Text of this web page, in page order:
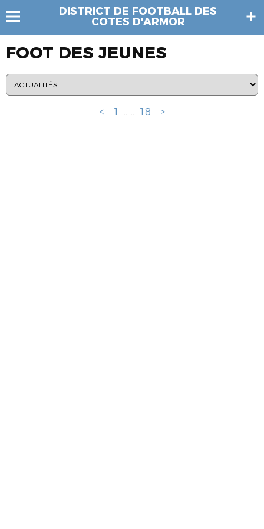
DISTRICT DE FOOTBALL DES
COTES D'ARMOR
FOOT DES JEUNES
< 1 ...... 18 >